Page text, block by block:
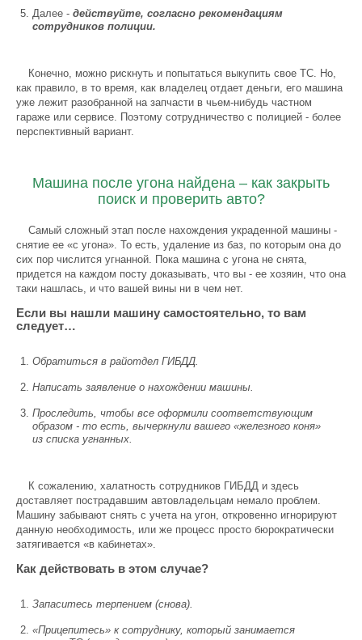
Далее - действуйте, согласно рекомендациям
сотрудников полиции.
Конечно, можно рискнуть и попытаться выкупить свое ТС. Но,
как правило, в то время, как владелец отдает деньги, его машина
уже лежит разобранной на запчасти в чьем-нибудь частном
гараже или сервисе. Поэтому сотрудничество с полицией - более
перспективный вариант.
Машина после угона найдена – как закрыть
поиск и проверить авто?
Самый сложный этап после нахождения украденной машины -
снятие ее «с угона». То есть, удаление из баз, по которым она до
сих пор числится угнанной. Пока машина с угона не снята,
придется на каждом посту доказывать, что вы - ее хозяин, что она
таки нашлась, и что вашей вины ни в чем нет.
Если вы нашли машину самостоятельно, то вам
следует…
Обратиться в райотдел ГИБДД.
Написать заявление о нахождении машины.
Проследить, чтобы все оформили соответствующим
образом - то есть, вычеркнули вашего «железного коня»
из списка угнанных.
К сожалению, халатность сотрудников ГИБДД и здесь
доставляет пострадавшим автовладельцам немало проблем.
Машину забывают снять с учета на угон, откровенно игнорируют
данную необходимость, или же процесс просто бюрократически
затягивается «в кабинетах».
Как действовать в этом случае?
Запаситесь терпением (снова).
«Прицепитесь» к сотруднику, который занимается